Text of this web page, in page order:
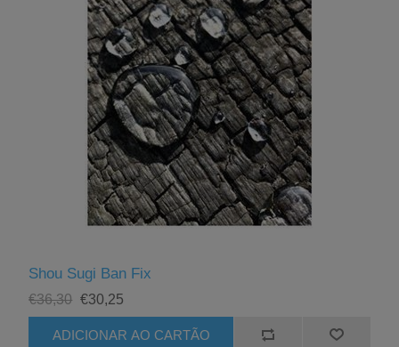
Shou Sugi Ban Fix
€36,30 €30,25